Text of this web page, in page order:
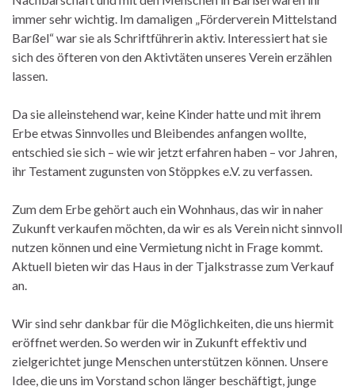
immer sehr wichtig. Im damaligen „Förderverein Mittelstand
Barßel“ war sie als Schriftführerin aktiv. Interessiert hat sie
sich des öfteren von den Aktivtäten unseres Verein erzählen
lassen.
Da sie alleinstehend war, keine Kinder hatte und mit ihrem
Erbe etwas Sinnvolles und Bleibendes anfangen wollte,
entschied sie sich – wie wir jetzt erfahren haben – vor Jahren,
ihr Testament zugunsten von Stöppkes e.V. zu verfassen.
Zum dem Erbe gehört auch ein Wohnhaus, das wir in naher
Zukunft verkaufen möchten, da wir es als Verein nicht sinnvoll
nutzen können und eine Vermietung nicht in Frage kommt.
Aktuell bieten wir das Haus in der Tjalkstrasse zum Verkauf
an.
Wir sind sehr dankbar für die Möglichkeiten, die uns hiermit
eröffnet werden. So werden wir in Zukunft effektiv und
zielgerichtet junge Menschen unterstützen können. Unsere
Idee, die uns im Vorstand schon länger beschäftigt, junge